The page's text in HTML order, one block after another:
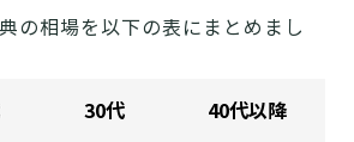
の相場を以下の表にまとめまし
30代 40代以降